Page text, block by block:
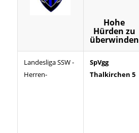
Hohe
Hürden zu
überwinden
Landesliga SSW -
Herren-
SpVgg
Thalkirchen 5